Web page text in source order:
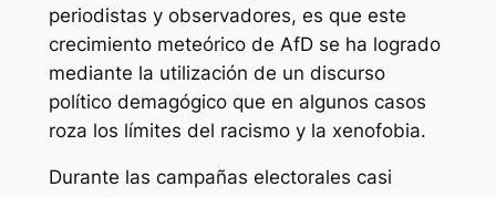
periodistas y observadores, es que este
crecimiento meteórico de AfD se ha logrado
mediante la utilización de un discurso
político demagógico que en algunos casos
roza los límites del racismo y la xenofobia.
Durante las campañas electorales casi